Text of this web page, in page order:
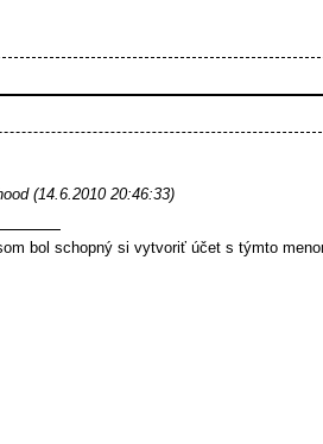
(14.6.2010 20:46:33)
bol schopný si vytvoriť účet s týmto